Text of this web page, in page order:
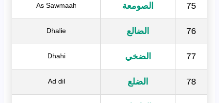
75 الصومعة As Sawmaah
76 الضالع Dhalie
77 الضخي Dhahi
78 الضلع Ad dil